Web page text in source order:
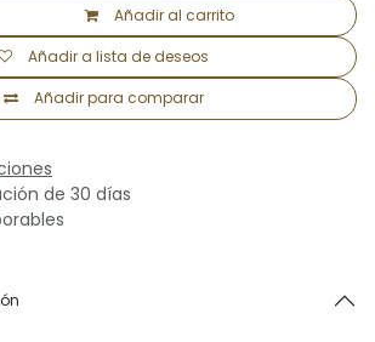
Añadir al carrito
Añadir para comparar
Añadir a lista de deseos
de 30 días